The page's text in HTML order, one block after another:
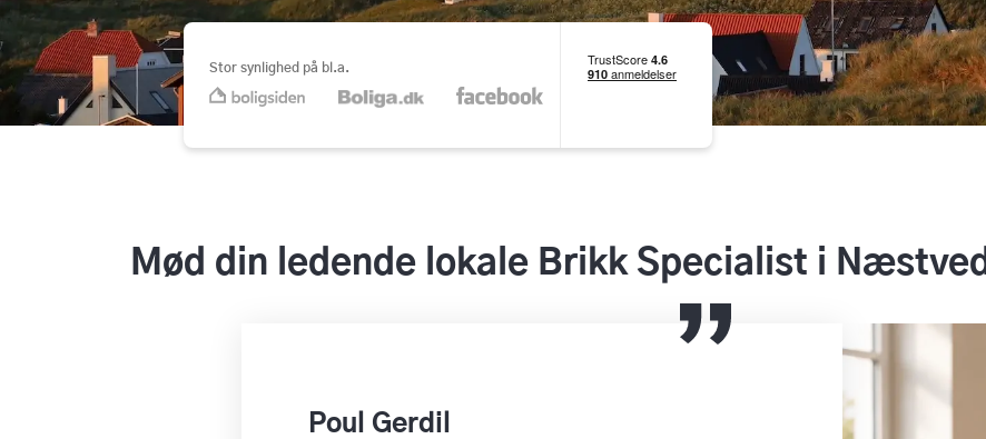
Stor synlighed på bl.a.
Mød din ledende lokale Brikk Specialist i Næstved
Poul Gerdil